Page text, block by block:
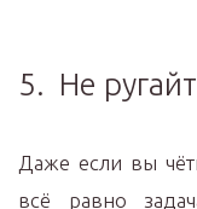
5. Не
Даже если вы
всё равно